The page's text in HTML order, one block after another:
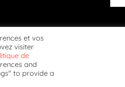
DE CONFIDENTIALITÉ
et vos
visiter
de
and
to provide a